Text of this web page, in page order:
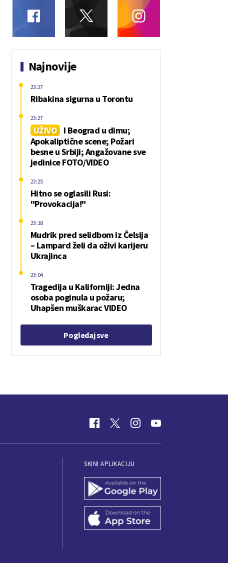
Najnovije
Ribakina sigurna u Torontu
23:27
UŽIVO
I Beograd u dimu;
Apokaliptične scene; Požari
besne u Srbiji; Angažovane sve
jedinice FOTO/VIDEO
23:27
Hitno se oglasili Rusi:
"Provokacija!"
23:25
Mudrik pred selidbom iz Čelsija
– Lampard želi da oživi karijeru
Ukrajinca
23:18
Tragedija u Kaliforniji: Jedna
osoba poginula u požaru;
Uhapšen muškarac VIDEO
23:04
Pogledaj sve
SKINI APLIKACIJU